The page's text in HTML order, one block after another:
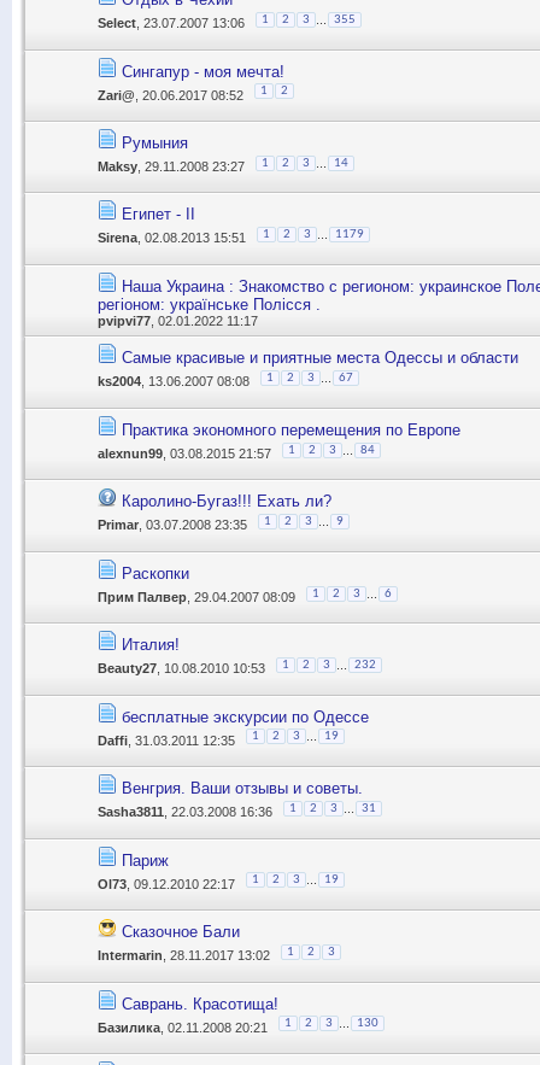
Select , 23.07.2007 13:06 1 2 3 355
Сингапур - моя мечта!
Zari@ , 20.06.2017 08:52 1 2
Румыния
Maksy , 29.11.2008 23:27 1 2 3 14
Египет - II
Sirena , 02.08.2013 15:51 1 2 3 1179
Наша Украина : Знакомство с регионом: украинское
регіоном: українське Полісся .
pvipvi77 , 02.01.2022 11:17
Самые красивые и приятные места Одессы и области
ks2004 , 13.06.2007 08:08 1 2 3 67
Практика экономного перемещения по Европе
alexnun99 , 03.08.2015 21:57 1 2 3 84
Каролино-Бугаз!!! Ехать ли?
Primar , 03.07.2008 23:35 1 2 3 9
Раскопки
Прим Палвер , 29.04.2007 08:09 1 2 3 6
Италия!
Beauty27 , 10.08.2010 10:53 1 2 3 232
бесплатные экскурсии по Одессе
Daffi , 31.03.2011 12:35 1 2 3 ... 19
Венгрия. Ваши отзывы и советы.
Sasha3811 , 22.03.2008 16:36 1 2 3 31
Париж
Ol73 , 09.12.2010 22:17 1 2 3 ... 19
Сказочное Бали
Intermarin , 28.11.2017 13:02 1 2 3
Саврань. Красотища!
Базилика , 02.11.2008 20:21 1 2 3 130